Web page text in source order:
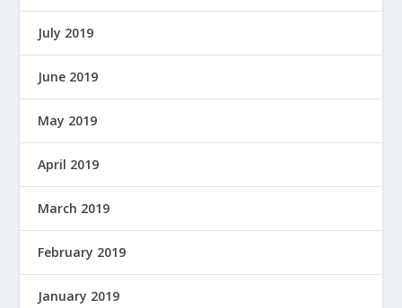
July 2019
June 2019
May 2019
April 2019
March 2019
February 2019
January 2019